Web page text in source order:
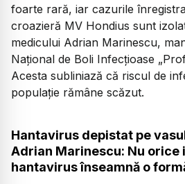
foarte rară, iar cazurile
croazieră MV Hondius sunt
medicului Adrian Marinescu,
Național de Boli Infecțioase
Acesta subliniază că riscul de
populație rămâne scăzut.
Hantavirus depistat pe
Adrian Marinescu: Nu orice
hantavirus înseamnă o